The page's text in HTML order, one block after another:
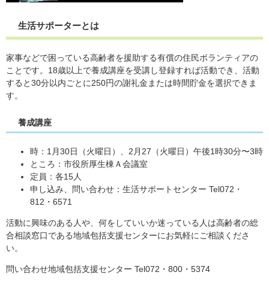
生活サポーターとは
家事などで困っている高齢者を援助する有償の住民ボランティアの
ことです。18歳以上で養成講座を受講し登録すれば活動でき、活動
すると30分以内ごとに250円の謝礼金または時間貯金を選択できま
す。
​​養成講座
​時：1月30日（火曜日）、2月27（火曜日）午後1時30分〜3時
ところ：市役所厚生棟Ａ会議室
定員：各15人
申し込み、問い合わせ：生活サポートセンター Tel072・
812・6571
活動に興味のある人や、何をしていいか迷っている人は高齢者の総
合相談窓口である地域包括支援センターにお気軽にご相談くださ
い。
問い合わせ地域包括支援センター Tel072・800・5374